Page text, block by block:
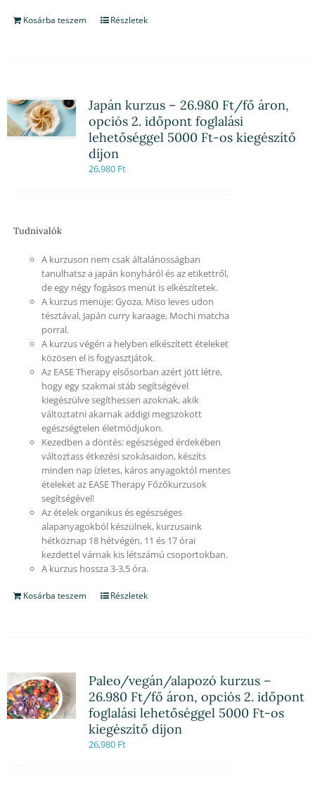
Kosárba teszem Részletek
Japán kurzus – 26.980 Ft/fő áron,
opciós 2. időpont foglalási
lehetőséggel 5000 Ft-os kiegészítő
díjon
26,980 Ft
Tudnivalók
A kurzuson nem csak általánosságban
tanulhatsz a japán konyháról és az etikettről,
de egy négy fogásos menüt is elkészítetek.
A kurzus menüje: Gyoza, Miso leves udon
tésztával, Japán curry karaage, Mochi matcha
porral.
A kurzus végén a helyben elkészített ételeket
közösen el is fogyasztjátok.
Az EASE Therapy elsősorban azért jött létre,
hogy egy szakmai stáb segítségével
kiegészülve segíthessen azoknak, akik
változtatni akarnak addigi megszokott
egészségtelen életmódjukon.
Kezedben a döntés: egészséged érdekében
változtass étkezési szokásaidon, készíts
minden nap ízletes, káros anyagoktól mentes
ételeket az EASE Therapy Főzőkurzusok
segítségével!
Az ételek organikus és egészséges
alapanyagokból készülnek, kurzusaink
hétköznap 18 hétvégén, 11 és 17 órai
kezdettel várnak kis létszámú csoportokban.
A kurzus hossza 3-3,5 óra.
Kosárba teszem Részletek
Paleo/vegán/alapozó kurzus –
26.980 Ft/fő áron, opciós 2. időpont
foglalási lehetőséggel 5000 Ft-os
kiegészítő díjon
26,980 Ft